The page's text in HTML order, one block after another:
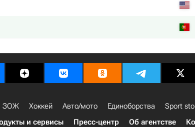
ЗОЖ Хоккей Авто/мото Единоборства Sport
и сервисы Пресс-центр Об агентстве